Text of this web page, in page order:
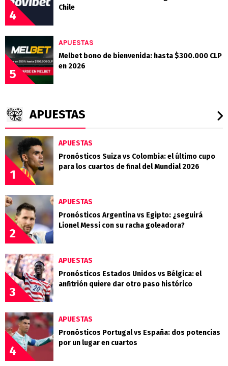
4
Chile
5
APUESTAS
Melbet bono de bienvenida: hasta $300.000 CLP
en 2026
APUESTAS
1
APUESTAS
Pronósticos Suiza vs Colombia: el último cupo
para los cuartos de final del Mundial 2026
2
APUESTAS
Pronósticos Argentina vs Egipto: ¿seguirá
Lionel Messi con su racha goleadora?
3
APUESTAS
Pronósticos Estados Unidos vs Bélgica: el
anfitrión quiere dar otro paso histórico
4
APUESTAS
Pronósticos Portugal vs España: dos potencias
por un lugar en cuartos